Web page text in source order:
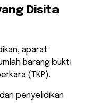
Disita
aparat
barang bukti
(TKP).
penyelidikan